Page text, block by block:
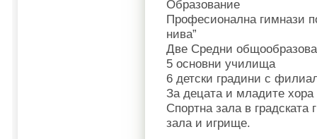
Образование
Професионална гимнази
нива”
Две Средни
5 основни училища
6 детски градини с
За децата и младите
Спортна зала в градската
зала и игрище.